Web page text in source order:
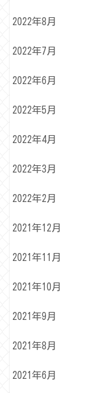
2022年8月
2022年7月
2022年6月
2022年5月
2022年4月
2022年3月
2022年2月
2021年12月
2021年11月
2021年10月
2021年9月
2021年8月
2021年6月